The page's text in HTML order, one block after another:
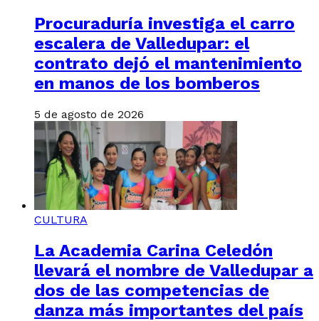
Procuraduría investiga el carro
escalera de Valledupar: el
contrato dejó el mantenimiento
en manos de los bomberos
5 de agosto de 2026
CULTURA
La Academia Carina Celedón
llevará el nombre de Valledupar a
dos de las competencias de
danza más importantes del país